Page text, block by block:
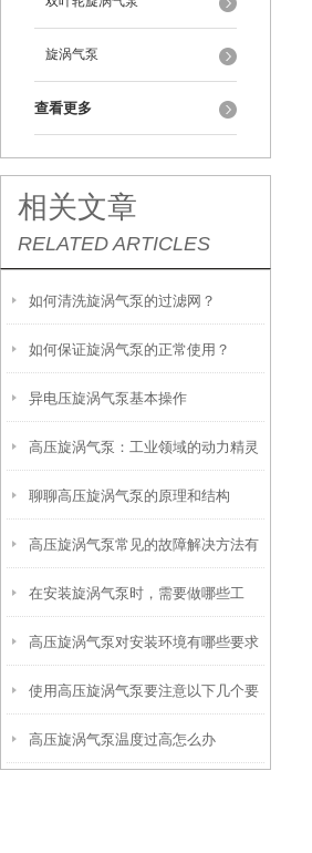
旋涡气泵
查看更多
相关文章
RELATED ARTICLES
如何清洗旋涡气泵的过滤网？
如何保证旋涡气泵的正常使用？
异电压旋涡气泵基本操作
高压旋涡气泵：工业领域的动力精灵
聊聊高压旋涡气泵的原理和结构
高压旋涡气泵常见的故障解决方法有
哪些？
在安装旋涡气泵时，需要做哪些工
作？
高压旋涡气泵对安装环境有哪些要求
使用高压旋涡气泵要注意以下几个要
点
高压旋涡气泵温度过高怎么办